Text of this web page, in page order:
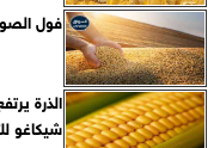
فول الصويا يرتفع
الذرة
شيكاغو